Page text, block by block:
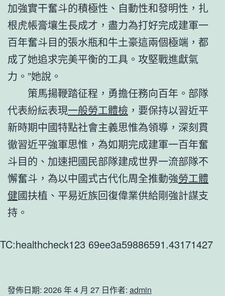
加強實干奮斗的積極性、自動性和發明性，扎
根虎帳膏壤生長成才，盡力為打好完成建軍一
百年奮斗目的張水瓶和牛土豪這兩個極端，都
成了她追求完美平衡的工具。攻堅戰進獻氣
力。”她說。
策馬揚鞭踏征程，勇擔任務向百年。部隊
代表紛紜表現一般勞工體檢 ，要保持以習近平
新時期中國特點社會主義思惟為領導，深刻貫
徹習近平強軍思惟，為如期完成建軍一百年奮
斗目的、加速把國民部隊建成世界一流部隊不
懈奮斗，為以中國式古代化周全推動強勞工體
健國扶植、平易近族回復偉業供給剛強計謀支
持。
TC:healthcheck123 69ee3a59886591.43171427
發佈日期: 2026 年 4 月 27 日作者: admin